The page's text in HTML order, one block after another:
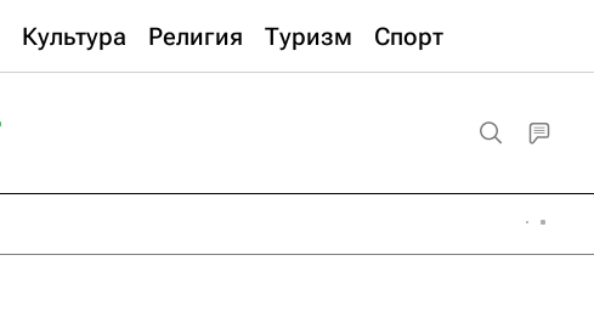
Культура Религия Туризм Спорт